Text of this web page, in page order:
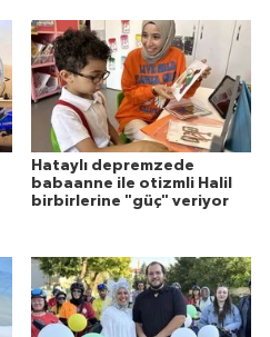
Hataylı depremzede
babaanne ile otizmli Halil
birbirlerine "güç" veriyor